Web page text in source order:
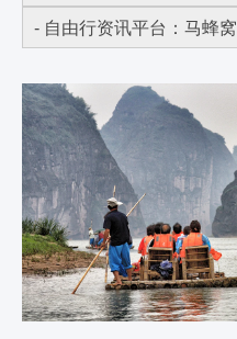
- 自由行资讯平台：马蜂窝